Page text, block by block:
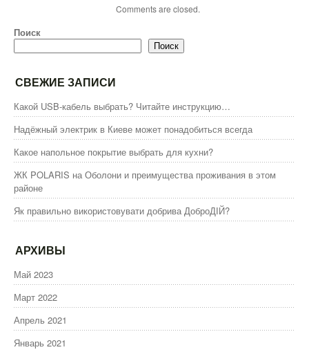
Comments are closed.
Поиск
Поиск
СВЕЖИЕ ЗАПИСИ
Какой USB-кабель выбрать? Читайте инструкцию…
Надёжный электрик в Киеве может понадобиться всегда
Какое напольное покрытие выбрать для кухни?
ЖК POLARIS на Оболони и преимущества проживания в этом
районе
Як правильно використовувати добрива ДоброДІЙ?
АРХИВЫ
Май 2023
Март 2022
Апрель 2021
Январь 2021